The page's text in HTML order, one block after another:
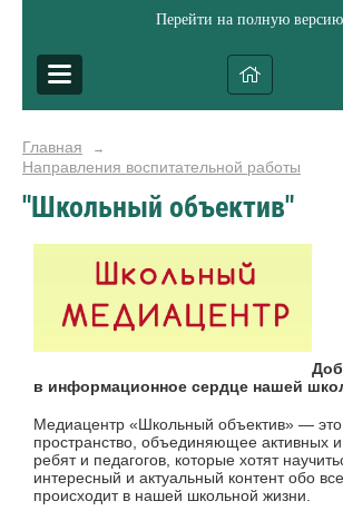
Перейти на полную версию
Главная →
Направления воспитательной работы
"Школьный объектив"
в информационное сердце нашей
Медиацентр «Школьный объектив» — это
пространство, объединяющее активных
ребят и педагогов, которые хотят
интересный и актуальный контент обо
происходит в нашей школьной жизни.